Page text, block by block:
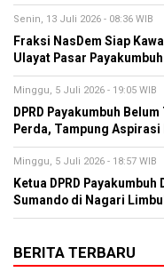
Senin, 13 Juli 2026 - 08:36 WIB
Fraksi NasDem Siap
Ulayat Pasar Payakumbuh
Minggu, 5 Juli 2026 - 19:05 WIB
DPRD Payakumbuh
Perda, Tampung Aspirasi
Minggu, 5 Juli 2026 - 18:57 WIB
Ketua DPRD
Sumando di Nagari
BERITA TERBARU